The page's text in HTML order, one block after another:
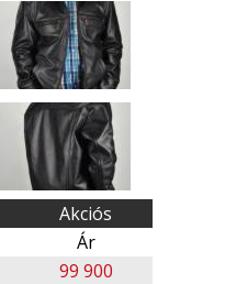
Akciós
Ár
99 900